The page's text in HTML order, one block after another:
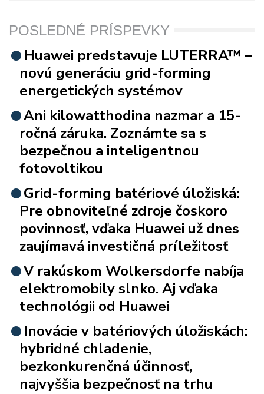
POSLEDNÉ PRÍSPEVKY
Huawei predstavuje LUTERRA™ –
novú generáciu grid-forming
energetických systémov
Ani kilowatthodina nazmar a 15-
ročná záruka. Zoznámte sa s
bezpečnou a inteligentnou
fotovoltikou
Grid-forming batériové úložiská:
Pre obnoviteľné zdroje čoskoro
povinnosť, vďaka Huawei už dnes
zaujímavá investičná príležitosť
V rakúskom Wolkersdorfe nabíja
elektromobily slnko. Aj vďaka
technológii od Huawei
Inovácie v batériových úložiskách:
hybridné chladenie,
bezkonkurenčná účinnosť,
najvyššia bezpečnosť na trhu